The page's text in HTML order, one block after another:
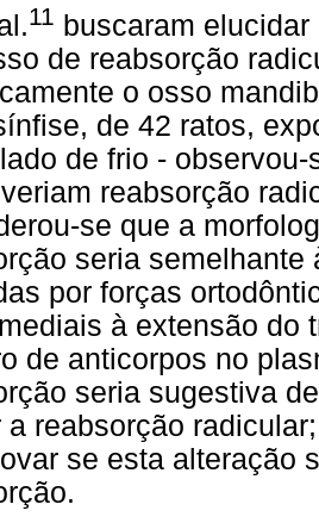
11 buscaram
de reabsorção
o osso
de 42 ratos,
de frio -
reabsorção
se que a
seria
por forças
à extensão do
de anticorpos no
seria sugestiva
a reabsorção
se esta alteração